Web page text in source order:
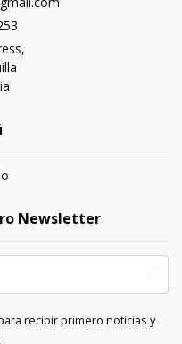
Newsletter
recibir primero noticias y